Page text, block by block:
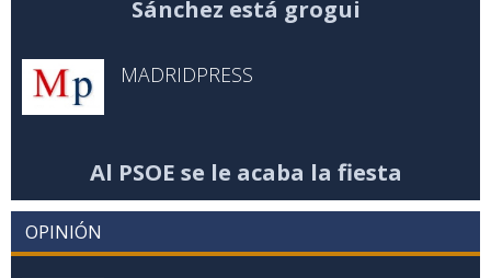
Sánchez está grogui
MADRIDPRESS
Al PSOE se le acaba la fiesta
OPINIÓN